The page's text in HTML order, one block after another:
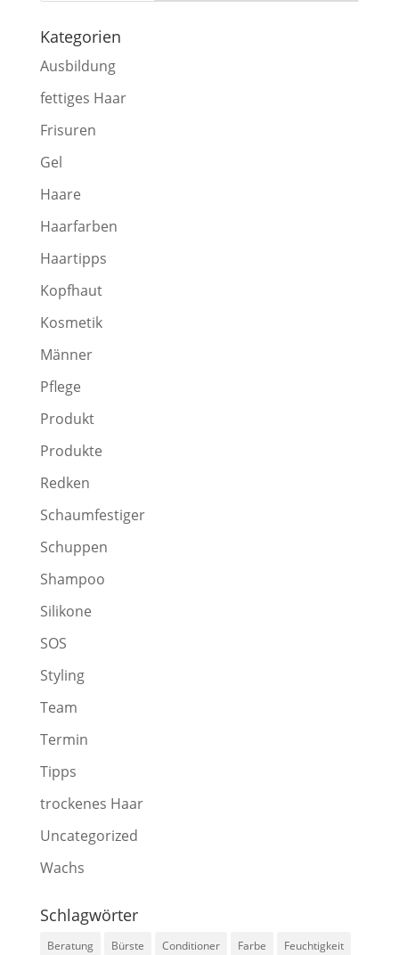
Kategorien
Ausbildung
fettiges Haar
Frisuren
Gel
Haare
Haarfarben
Haartipps
Kopfhaut
Kosmetik
Männer
Pflege
Produkt
Produkte
Redken
Schaumfestiger
Schuppen
Shampoo
Silikone
SOS
Styling
Team
Termin
Tipps
trockenes Haar
Uncategorized
Wachs
Schlagwörter
Beratung Bürste Conditioner Farbe Feuchtigkeit